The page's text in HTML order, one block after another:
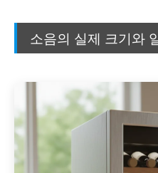
소음의 실제 크기와